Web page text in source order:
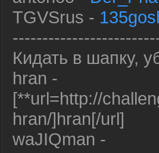
TGVSrus -
Кидать в шапку,
hran -
[**url=http://
hran/]hran[/url]
waJIQman -